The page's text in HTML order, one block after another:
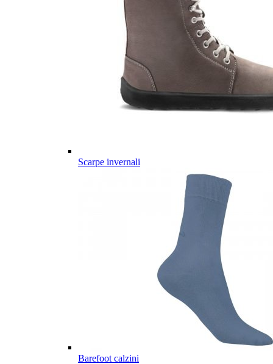
Scarpe invernali
Barefoot calzini